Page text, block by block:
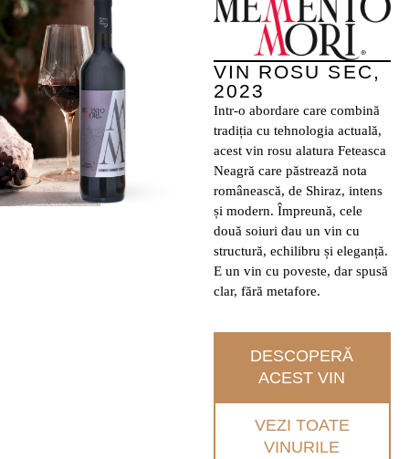
VIN ROSU SEC,
2023
Intr-o abordare care combină
tradiția cu tehnologia actuală,
acest vin rosu alatura Feteasca
Neagră care păstrează nota
românească, de Shiraz, intens
și modern. Împreună, cele
două soiuri dau un vin cu
structură, echilibru și eleganță.
E un vin cu poveste, dar spusă
clar, fără metafore.
DESCOPERĂ
ACEST VIN
VEZI TOATE
VINURILE